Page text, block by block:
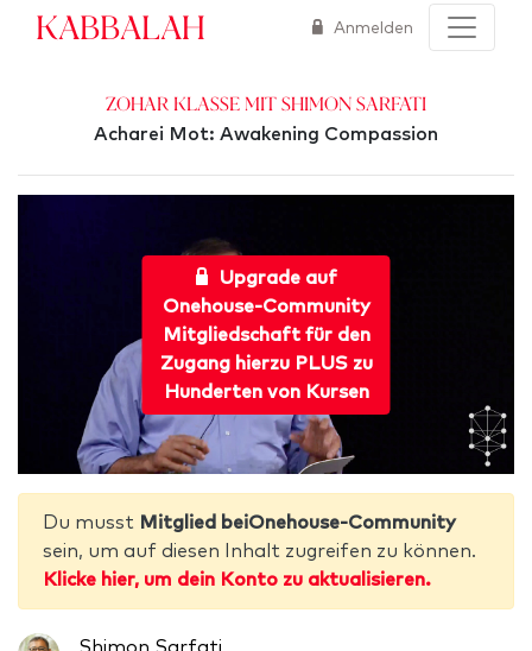
Kabbalah Anmelden
Zohar Klasse mit Shimon Sarfati
Acharei Mot: Awakening Compassion
Upgrade auf
Onehouse-Community
Mitgliedschaft für den
Zugang hierzu PLUS zu
Hunderten von Kursen
Du musst Mitglied beiOnehouse-Community
sein, um auf diesen Inhalt zugreifen zu können.
Klicke hier, um dein Konto zu aktualisieren.